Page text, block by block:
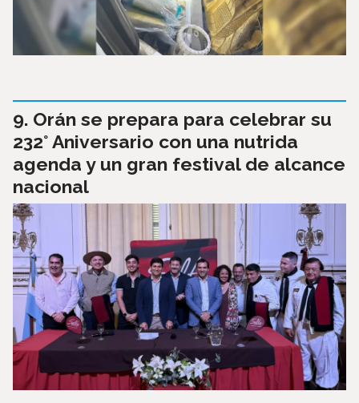
Orán se prepara para celebrar su
232° Aniversario con una nutrida
agenda y un gran festival de alcance
nacional